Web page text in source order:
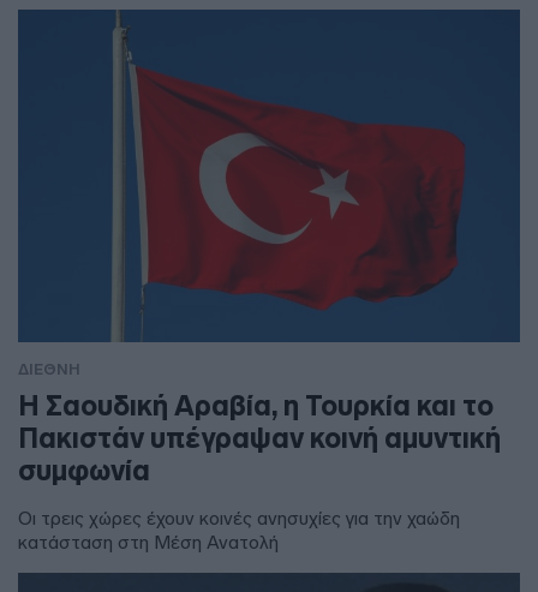
ΔΙΕΘΝΗ
Η Σαουδική Αραβία, η Τουρκία και το
Πακιστάν υπέγραψαν κοινή αμυντική
συμφωνία
Οι τρεις χώρες έχουν κοινές ανησυχίες για την χαώδη
κατάσταση στη Μέση Ανατολή